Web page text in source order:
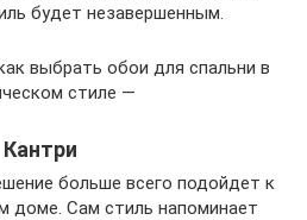
будет незавершенным.
выбрать обои для спальни в
стиле —
Кантри
больше всего подойдет к
доме. Сам стиль напоминает